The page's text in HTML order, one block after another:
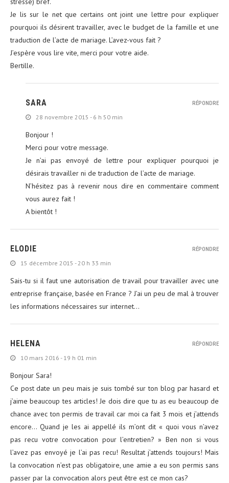
Je lis sur le net que certains ont joint une lettre pour expliquer
pourquoi ils désirent travailler, avec le budget de la famille et une
traduction de l’acte de mariage. L’avez-vous fait ?
J’espère vous lire vite, merci pour votre aide.
Bertille.
SARA
28 novembre 2015 - 6 h 50 min
Bonjour !
Merci pour votre message.
Je n’ai pas envoyé de lettre pour expliquer pourquoi je
désirais travailler ni de traduction de l’acte de mariage.
N’hésitez pas à revenir nous dire en commentaire comment
vous aurez fait !
A bientôt !
RÉPONDRE
ELODIE
15 décembre 2015 - 20 h 33 min
Sais-tu si il faut une autorisation de travail pour travailler avec une
entreprise française, basée en France ? J’ai un peu de mal à trouver
les informations nécessaires sur internet…
RÉPONDRE
HELENA
10 mars 2016 - 19 h 01 min
Bonjour Sara!
Ce post date un peu mais je suis tombé sur ton blog par hasard et
j’aime beaucoup tes articles! Je dois dire que tu as eu beaucoup de
chance avec ton permis de travail car moi ca fait 3 mois et j’attends
encore… Quand je les ai appellé ils m’ont dit « quoi vous n’avez
pas recu votre convocation pour l’entretien? » Ben non si vous
l’avez pas envoyé je l’ai pas recu! Resultat j’attends toujours! Mais
la convocation n’est pas obligatoire, une amie a eu son permis sans
passer par la convocation alors peut être est ce mon cas?
RÉPONDRE